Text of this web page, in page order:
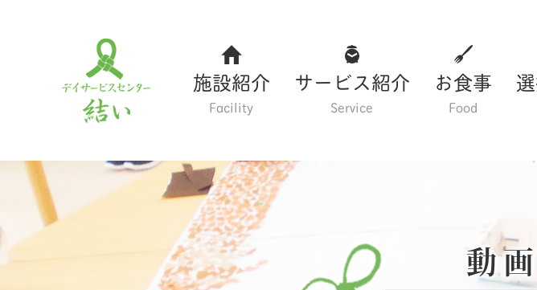
施設紹介
Facility
サービス紹介
Service
お食事
Food
動